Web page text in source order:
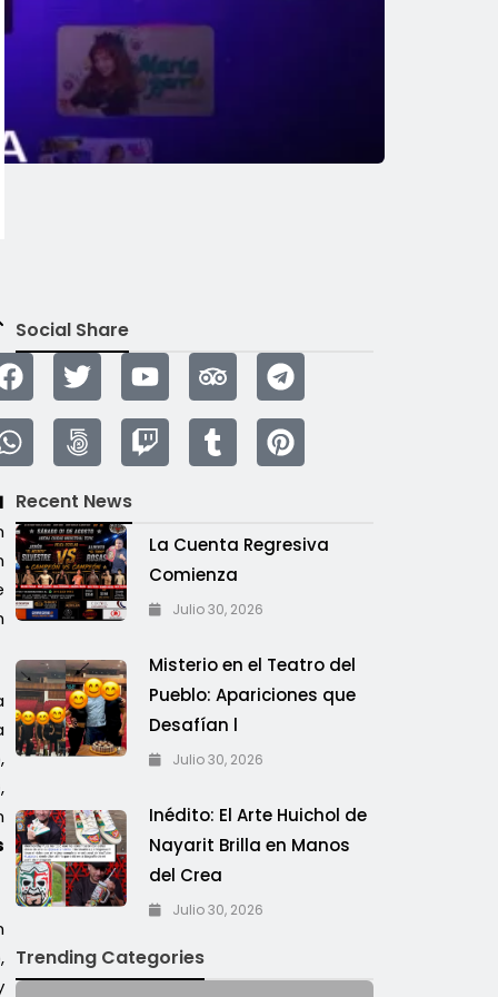
Social Share
Recent News
La Cuenta Regresiva
Comienza
Julio 30, 2026
Misterio en el Teatro del
Pueblo: Apariciones que
Desafían l
Julio 30, 2026
Inédito: El Arte Huichol de
Nayarit Brilla en Manos
del Crea
Julio 30, 2026
Trending Categories